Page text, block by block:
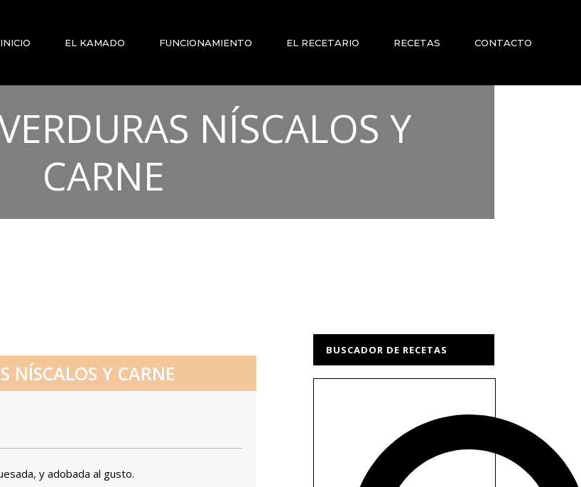
INICIO EL KAMADO FUNCIONAMIENTO EL RECETARIO RECETAS CONTACTO
NÍSCALOS Y
CARNE
NÍSCALOS Y CARNE
y adobada al gusto.
BUSCADOR DE RECETAS